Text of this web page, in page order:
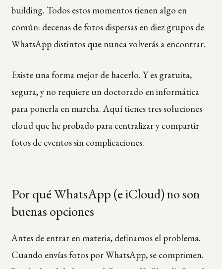
building. Todos estos momentos tienen algo en
común: decenas de fotos dispersas en diez grupos de
WhatsApp distintos que nunca volverás a encontrar.
Existe una forma mejor de hacerlo. Y es gratuita,
segura, y no requiere un doctorado en informática
para ponerla en marcha. Aquí tienes tres soluciones
cloud que he probado para centralizar y compartir
fotos de eventos sin complicaciones.
Por qué WhatsApp (e iCloud) no son
buenas opciones
Antes de entrar en materia, definamos el problema.
Cuando envías fotos por WhatsApp, se comprimen.